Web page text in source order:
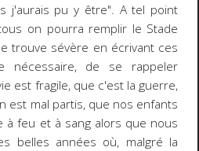
j'aurais pu y être". A tel point
on pourra remplir le Stade
trouve sévère en écrivant ces
nécessaire, de se rappeler
est fragile, que c'est la guerre,
est mal partis, que nos enfants
à feu et à sang alors que nous
belles années où, malgré la